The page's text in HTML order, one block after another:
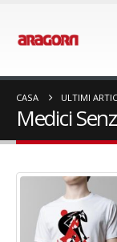
CASA ULTIMI
Medici